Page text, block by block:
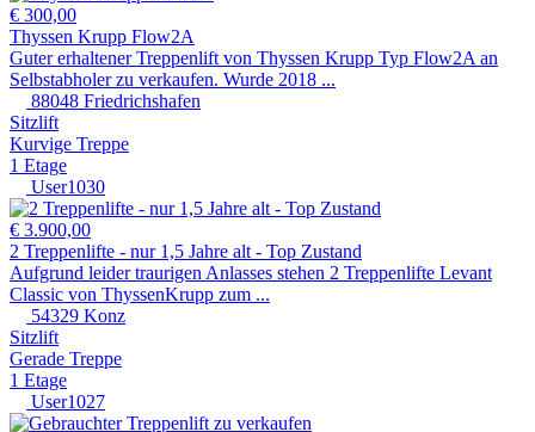
€ 300,00
Thyssen Krupp Flow2A
Guter erhaltener Treppenlift von Thyssen Krupp Typ Flow2A an
Selbstabholer zu verkaufen. Wurde 2018 ...
88048 Friedrichshafen
Sitzlift
Kurvige Treppe
1 Etage
User1030
€ 3.900,00
2 Treppenlifte - nur 1,5 Jahre alt - Top Zustand
Aufgrund leider traurigen Anlasses stehen 2 Treppenlifte Levant
Classic von ThyssenKrupp zum ...
54329 Konz
Sitzlift
Gerade Treppe
1 Etage
User1027